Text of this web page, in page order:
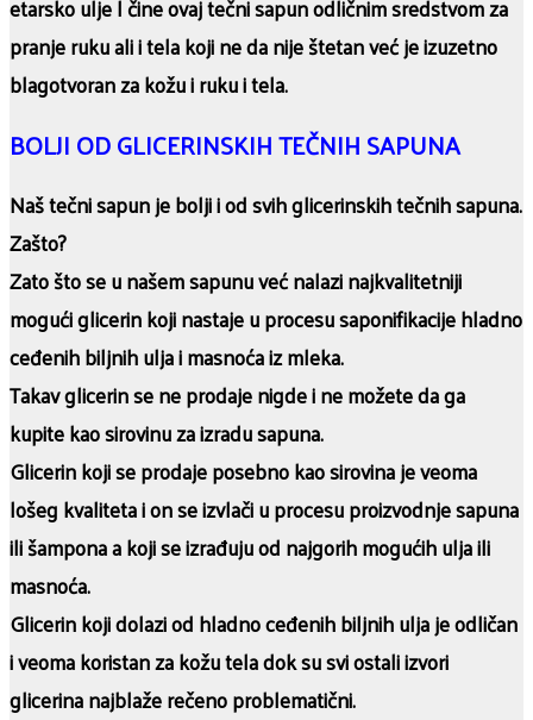
etarsko ulje l čine ovaj tečni sapun odličnim sredstvom za
pranje ruku ali i tela koji ne da nije štetan već je izuzetno
blagotvoran za kožu i ruku i tela.
BOLJI OD GLICERINSKIH TEČNIH SAPUNA
Naš tečni sapun je bolji i od svih glicerinskih tečnih sapuna.
Zašto?
Zato što se u našem sapunu već nalazi najkvalitetniji
mogući glicerin koji nastaje u procesu saponifikacije hladno
ceđenih biljnih ulja i masnoća iz mleka.
Takav glicerin se ne prodaje nigde i ne možete da ga
kupite kao sirovinu za izradu sapuna.
Glicerin koji se prodaje posebno kao sirovina je veoma
lošeg kvaliteta i on se izvlači u procesu proizvodnje sapuna
ili šampona a koji se izrađuju od najgorih mogućih ulja ili
masnoća.
Glicerin koji dolazi od hladno ceđenih biljnih ulja je odličan
i veoma koristan za kožu tela dok su svi ostali izvori
glicerina najblaže rečeno problematični.